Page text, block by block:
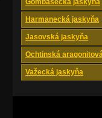
Gombasecká jaskyňa
Harmanecká jaskyňa
Jasovská jaskyňa
Ochtinská
Važecká jaskyňa